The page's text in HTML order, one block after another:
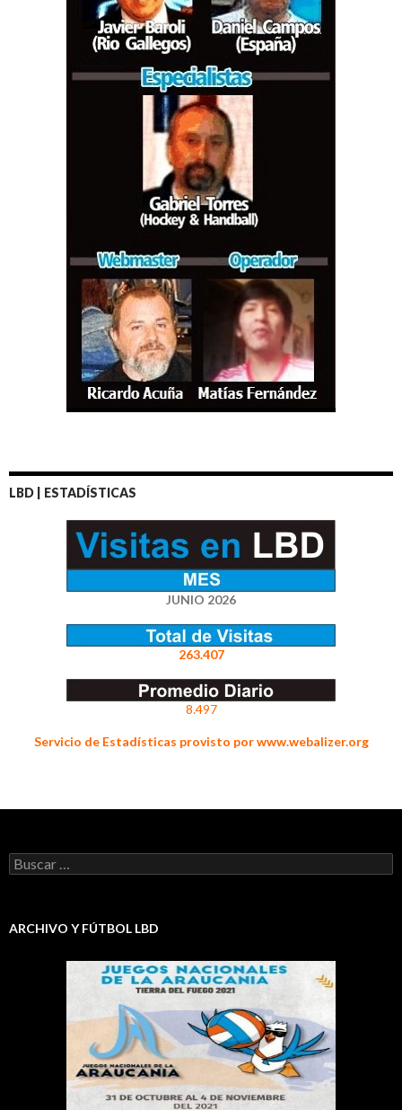
LBD | ESTADÍSTICAS
JUNIO 2026
263.407
8.497
Servicio de Estadísticas provisto por www.webalizer.org
Buscar:
ARCHIVO Y FÚTBOL LBD